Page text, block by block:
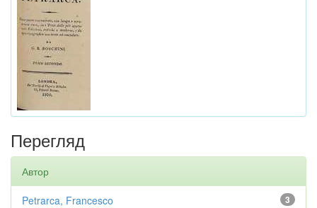
Перегляд
Автор
3
Petrarca, Francesco